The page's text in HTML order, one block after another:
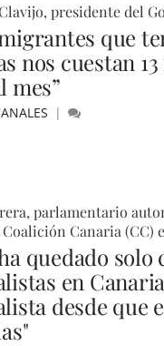
presidente del
que
nos cuestan
mes”
parlamentario
Canaria (CC)
quedado solo
en
desde que